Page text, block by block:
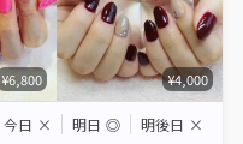
¥6,800 ¥4,000
今日 × 明日 ◎ 明後日 ×